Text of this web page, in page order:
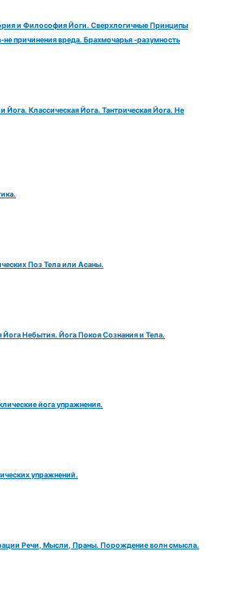
и Философия Йоги. Сверхлогичные Принципы
причинения вреда. Брахмочарья -разумность
Йога. Классическая Йога. Тантрическая Йога. Не
Поз Тела или Асаны.
Небытия. Йога Покоя Сознания и Тела.
йога упражнения.
упражнений.
Речи, Мысли, Праны. Порождение волн смысла.